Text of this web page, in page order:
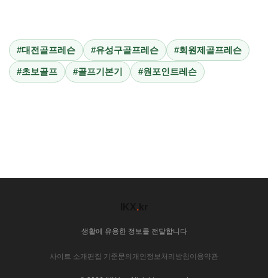
#대전골프레슨 #유성구골프레슨 #회원제골프레슨
#초보골프 #골프기본기 #원포인트레슨
.
생활에 유용한 정보를 전달합니다
사이트 소개 편집 기준문의 개인정보처리방침 이용약관